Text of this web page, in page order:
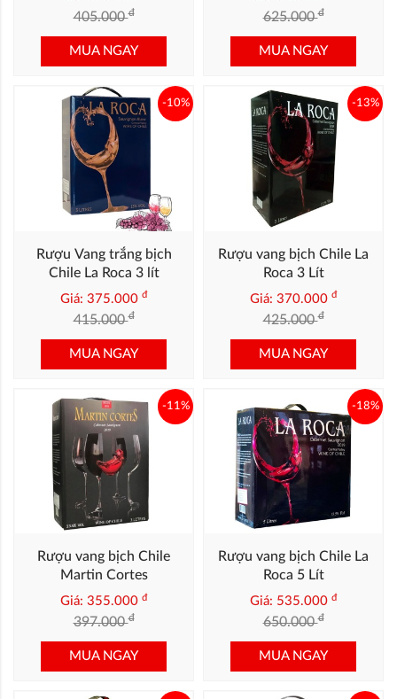
405.000đ
MUA NGAY
625.000đ
MUA NGAY
Rượu Vang trắng bịch
Chile La Roca 3 lít
Giá: 375.000 đ
415.000đ
-10%
MUA NGAY
Rượu vang bịch Chile La
Roca 3 Lít
Giá: 370.000 đ
425.000đ
-13%
MUA NGAY
Rượu vang bịch Chile
Martin Cortes
Giá: 355.000 đ
397.000đ
-11%
MUA NGAY
Rượu vang bịch Chile La
Roca 5 Lít
Giá: 535.000 đ
650.000đ
-18%
MUA NGAY